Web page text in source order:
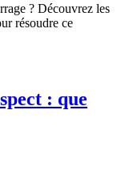
? Découvrez les
résoudre ce
: que